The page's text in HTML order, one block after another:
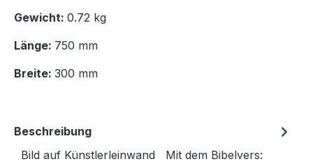
Gewicht: 0.72 kg
Länge: 750 mm
Breite: 300 mm
Beschreibung
Bild auf Künstlerleinwand Mit dem Bibelvers: